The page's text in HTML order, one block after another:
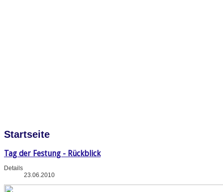
Startseite
Tag der Festung - Rückblick
Details
23.06.2010